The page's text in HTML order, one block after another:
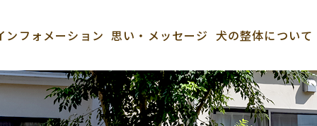
ンフォメーション 思い・メッセージ 犬の整体について